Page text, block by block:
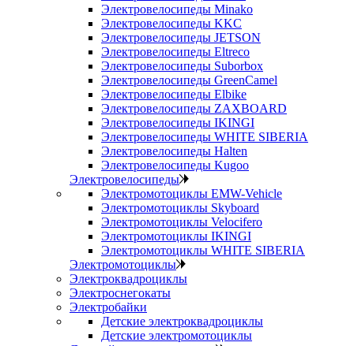
Электровелосипеды Minako
Электровелосипеды KKC
Электровелосипеды JETSON
Электровелосипеды Eltreco
Электровелосипеды Suborbox
Электровелосипеды GreenCamel
Электровелосипеды Elbike
Электровелосипеды ZAXBOARD
Электровелосипеды IKINGI
Электровелосипеды WHITE SIBERIA
Электровелосипеды Halten
Электровелосипеды Kugoo
Электровелосипеды
Электромотоциклы EMW-Vehicle
Электромотоциклы Skyboard
Электромотоциклы Velocifero
Электромотоциклы IKINGI
Электромотоциклы WHITE SIBERIA
Электромотоциклы
Электроквадроциклы
Электроснегокаты
Электробайки
Детские электроквадроциклы
Детские электромотоциклы